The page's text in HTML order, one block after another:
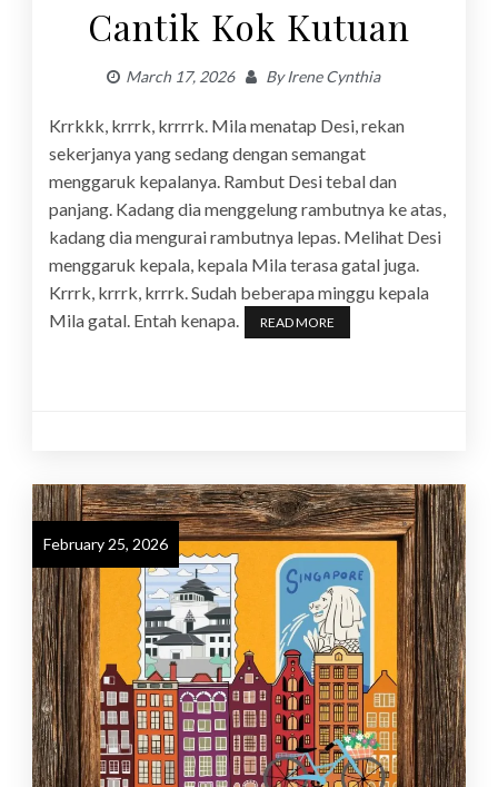
Cantik Kok Kutuan
March 17, 2026 ByIrene Cynthia
Krrkkk, krrrk, krrrrk. Mila menatap Desi, rekan
sekerjanya yang sedang dengan semangat
menggaruk kepalanya. Rambut Desi tebal dan
panjang. Kadang dia menggelung rambutnya ke atas,
kadang dia mengurai rambutnya lepas. Melihat Desi
menggaruk kepala, kepala Mila terasa gatal juga.
Krrrk, krrrk, krrrk. Sudah beberapa minggu kepala
Mila gatal. Entah kenapa.
READ MORE
February 25, 2026